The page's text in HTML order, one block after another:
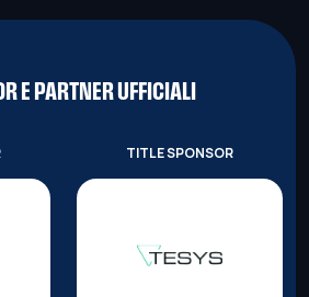
E PARTNER UFFICIALI
TITLE SPONSOR